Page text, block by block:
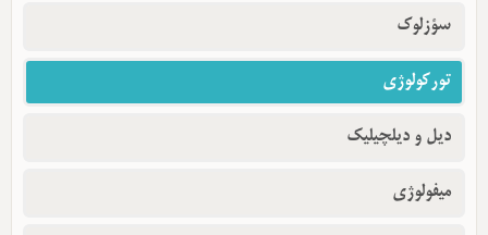
سؤزلوک
تورکولوژی
دیل و دیلچیلیک
میفولوژی